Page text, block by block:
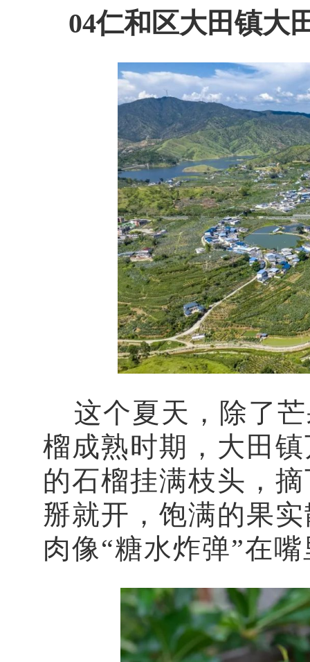
04仁和区大田镇大
这个夏天，除了
榴成熟时期，大田
的石榴挂满枝头，
掰就开，饱满的果
肉像“糖水炸弹”在